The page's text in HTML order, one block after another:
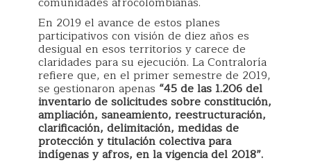
En 2019 el avance de estos planes
participativos con visión de diez años es
desigual en esos territorios y carece de
claridades para su ejecución. La Contraloría
refiere que, en el primer semestre de 2019,
se gestionaron apenas “45 de las 1.206 del
inventario de solicitudes sobre constitución,
ampliación, saneamiento, reestructuración,
clarificación, delimitación, medidas de
protección y titulación colectiva para
indígenas y afros, en la vigencia del 2018”.